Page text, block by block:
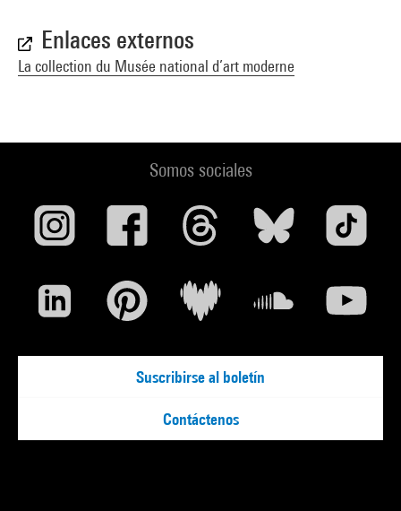
Enlaces externos
La collection du Musée national d’art moderne
Somos sociales
Suscribirse al boletín
Contáctenos